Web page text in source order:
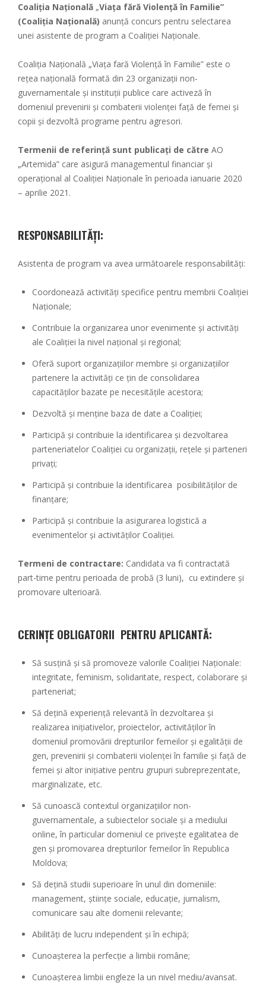
Coaliția Națională „Viața fără Violență în Familie”
(Coaliția Națională) anunţă concurs pentru selectarea
unei asistente de program a Coaliției Naționale.
Coaliția Națională „Viața fară Violență în Familie” este o
rețea națională formată din 23 organizații non-
guvernamentale și instituții publice care activeză în
domeniul prevenirii și combaterii violenței față de femei și
copii și dezvoltă programe pentru agresori.
Termenii de referință sunt publicați de către AO
„Artemida” care asigură managementul financiar și
operațional al Coaliției Naționale în perioada ianuarie 2020
– aprilie 2021.
RESPONSABILITĂȚI:
Asistenta de program va avea următoarele responsabilități:
Coordonează activități specifice pentru membrii Coaliției
Naționale;
Contribuie la organizarea unor evenimente și activități
ale Coaliției la nivel național și regional;
Oferă suport organizațiilor membre și organizațiilor
partenere la activități ce țin de consolidarea
capacităților bazate pe necesitățile acestora;
Dezvoltă și menține baza de date a Coaliției;
Participă și contribuie la identificarea și dezvoltarea
parteneriatelor Coaliției cu organizații, rețele și parteneri
privați;
Participă și contribuie la identificarea posibilităților de
finanțare;
Participă și contribuie la asigurarea logistică a
evenimentelor și activităților Coaliției.
Termeni de contractare: Candidata va fi contractată
part-time pentru perioada de probă (3 luni), cu extindere și
promovare ulterioară.
CERINȚE OBLIGATORII PENTRU APLICANTĂ:
Să susțină și să promoveze valorile Coaliției Naționale:
integritate, feminism, solidaritate, respect, colaborare și
parteneriat;
Să dețină experiență relevantă în dezvoltarea și
realizarea inițiativelor, proiectelor, activităților în
domeniul promovării drepturilor femeilor și egalității de
gen, prevenirii și combaterii violenței în familie și față de
femei și altor inițiative pentru grupuri subreprezentate,
marginalizate, etc.
Să cunoască contextul organizațiilor non-
guvernamentale, a subiectelor sociale și a mediului
online, în particular domeniul ce privește egalitatea de
gen și promovarea drepturilor femeilor în Republica
Moldova;
Să dețină studii superioare în unul din domeniile:
management, științe sociale, educație, jurnalism,
comunicare sau alte domenii relevante;
Abilităţi de lucru independent şi în echipă;
Cunoașterea la perfecție a limbii române;
Cunoașterea limbii engleze la un nivel mediu/avansat.